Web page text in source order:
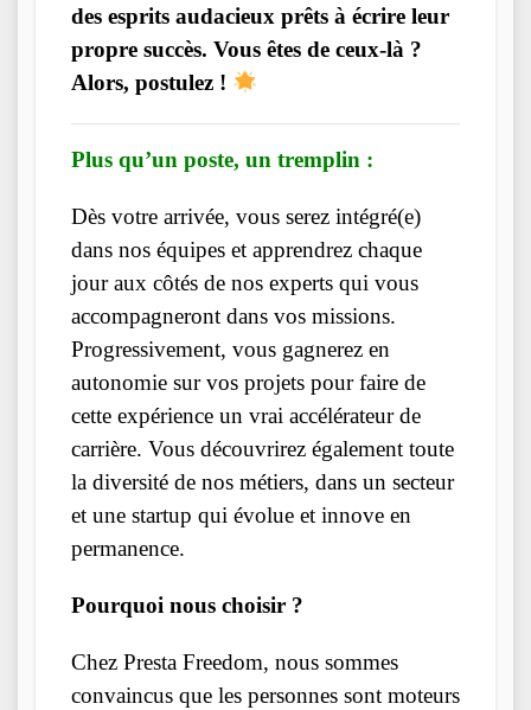
des esprits audacieux prêts à écrire leur
propre succès. Vous êtes de ceux-là ?
Alors, postulez !
Plus qu’un poste, un tremplin :
Dès votre arrivée, vous serez intégré(e)
dans nos équipes et apprendrez chaque
jour aux côtés de nos experts qui vous
accompagneront dans vos missions.
Progressivement, vous gagnerez en
autonomie sur vos projets pour faire de
cette expérience un vrai accélérateur de
carrière. Vous découvrirez également toute
la diversité de nos métiers, dans un secteur
et une startup qui évolue et innove en
permanence.
Pourquoi nous choisir ?
Chez Presta Freedom, nous sommes
convaincus que les personnes sont moteurs